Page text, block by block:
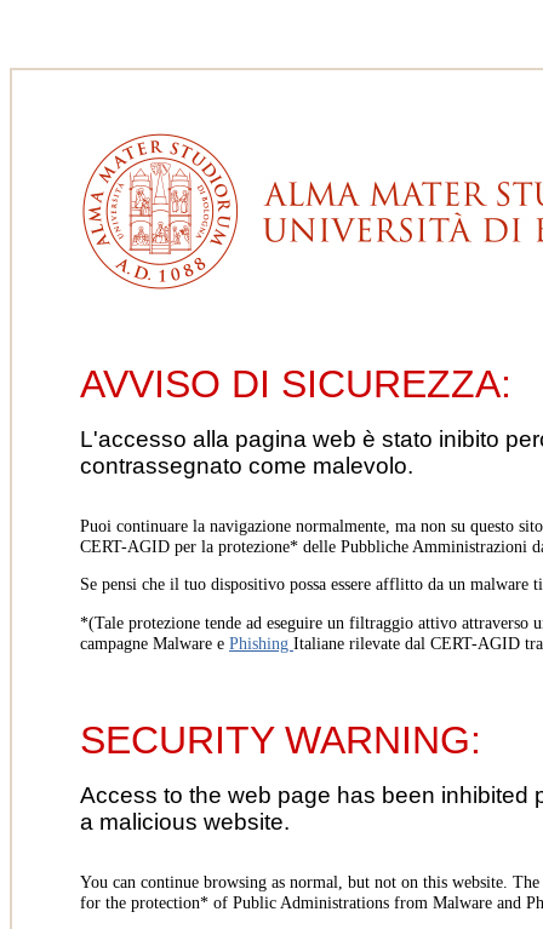
AVVISO DI SICUREZZA:
L'accesso alla pagina web è stato inibito
contrassegnato come malevolo.
Puoi continuare la navigazione normalmente, ma non su questo
CERT-AGID per la protezione* delle Pubbliche Amministrazioni
Se pensi che il tuo dispositivo possa essere afflitto da un
*(Tale protezione tende ad eseguire un filtraggio attivo
campagne Malware e Phishing Italiane rilevate dal CERT-AGID
SECURITY WARNING:
Access to the web page has been
a malicious website.
You can continue browsing as normal, but not on this website.
for the protection* of Public Administrations from Malware and